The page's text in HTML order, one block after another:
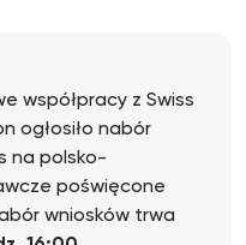
współpracy z Swiss
ogłosiło nabór
na polsko-
poświęcone
wniosków trwa